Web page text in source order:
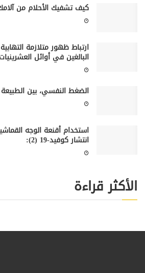
كيف تشفيك الأحلام من
البالغين في أوائل العشرينيات
الضغط النفسي، بين الطبيعة
استخدام أقنعة الوجه
انتشار كوفيد-19 (2):
الأكثر قراءة